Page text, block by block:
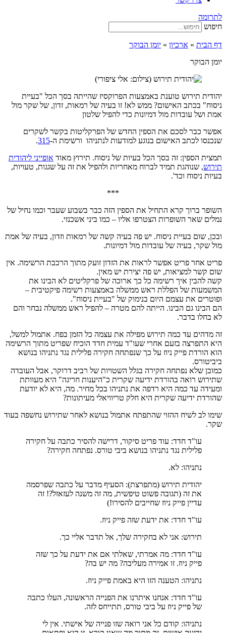
לתרומה
חיפוש
דף הבית » ארכיון » יומן הבוקר
יומן הבוקר
יהודית תירוש טוענת באמצעות הפרוקסיז שהייתה בסך הכל "בעיית
ניסוח" בכתב האישום? ממש לא! זו בעיה של רמאות, זדון, של שקר מול
אמת ושל עובדות מול דמיונות כדי להפיל שלטון
אפשר כבר לסכם את הספין החדש של הפרקליטות בקשר לשקרים
שנכנסו לכתב האישום בנוגע למודעות לנתניהו ורשימת ה-315
.
תמצית הספין: זה בסך הכל בעיות של ניסוח. תירוץ מאוד אופייני ליהודית
תירוש, שנוהגת תמיד לברוח מאחריות ולהפיל את זה על שגגות, טעויות,
בעיות ניסוח וכד'.
***
השופר ברוך קרא התחיל את הספין הזה כבר בשבוע שעבר וכמו נחיל של
נמלים שאר השופרות הצטרפו אליו – כמו ביני אשכנזי.
ובכן, שום בעיית ניסוח. יש פה בעיה קשה של רמאות וזדון, בעיה של אמת
מול שקר, בעיה של עובדות מול דמיונות.
פריט אחר פריט אפשר לראות את הזדון זועק מתוך הרכבת הרשימה. אין
שום קשר למציאות, יש פה יצירת יש מאין.
קשה להבין איך רשימה כל כך ארוכה של פרקליטים לא הבינו את
המשמעות של הפללת ראש ממשלה באמצעות רשימה פיקטיבית –
ופוטרים את עצמם היום בנימוק של "בעיית ניסוח".
הם הבינו גם הבינו. הייתה להם מטרה – להפיל ראש ממשלה נבחר והם
לא בחלו בדבר.
זה מדהים עד כמה תירוש מפילה את עצמה כל הזמן בפח. אתמול למשל,
היא התפרצה בזעם אחרי שעו"ד עמית חדד הוכיח שפריט מתוך הרשימה
הוא הורדת פייק ניוז על כך שנפתחה חקירה פלילית נגד נתניהו בנושא
ביביטורס.
כמובן שלא נפתחה חקירה בגלל השטויות של רביב דרוקר, אבל העובדה
שתירוש רואה בהורדת ידיעה שקרית כ"היענות חריגה" היא מעוותת
ומעידה עד כמה היא רדפה את נתניהו בכל מחיר. מה, היא לא יודעת
שהורדת ידיעה שקרית היא חלק טריוויאלי מעיתונות?
שימו לב לשיח ההזוי שהתפתח אתמול בנושא לאחר שתירוש נחשפה בעוד
שקר.
עו"ד חדד: עוד פריט סיקור, דרישה להסיר כתבה על חקירה
פלילית נגד נתניהו בנושא ביבי טורס. נפתחה חקירה?
נתניהו: לא.
יהודית תירוש (מתפרצת): הסעיף מדבר על כתבה שפרסמה
את זה (תגובה פשוט טיפשית, מה זה משנה לעזאזל?! זה
עדיין פייק ניוז שחייבים להסירו!)
עו"ד חדד: את ידעת שזה פייק ניוז.
תירוש: אני לא בחקירה שלך, אל תדבר אליי כך.
עו"ד חדד: מה אמרתי, שאלתי אם את ידעת על כך שזה
פייק ניוז. זו אמירה מעליבה? מה יש בה?
נתניהו: הטענה הזו היא באמת פייק ניוז.
עו"ד חדד: אנחנו איתרנו את הפנייה הראשונה, העלו כתבה
של פייק ניוז על ביבי טורס, תתייחס לזה.
נתניהו: קודם כל אני רואה שזו פנייה של אישתי. אין לי